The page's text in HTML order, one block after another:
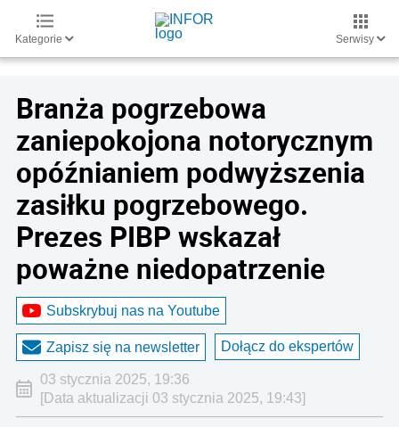
Kategorie Serwisy
Branża pogrzebowa
zaniepokojona notorycznym
opóźnianiem podwyższenia
zasiłku pogrzebowego.
Prezes PIBP wskazał
poważne niedopatrzenie
Subskrybuj nas na Youtube
Zapisz się na newsletter Dołącz do ekspertów
03 stycznia 2025, 19:36
[Data aktualizacji 03 stycznia 2025, 19:43]